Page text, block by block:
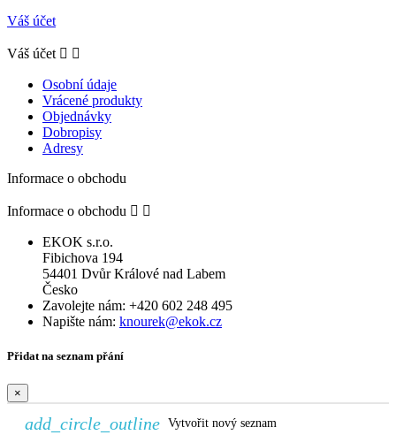
Váš účet
Váš účet  
Osobní údaje
Vrácené produkty
Objednávky
Dobropisy
Adresy
Informace o obchodu
Informace o obchodu  
EKOK s.r.o.
Fibichova 194
54401 Dvůr Králové nad Labem
Česko
Zavolejte nám: +420 602 248 495
Napište nám: knourek@ekok.cz
Přidat na seznam přání
×
add_circle_outline Vytvořit nový seznam